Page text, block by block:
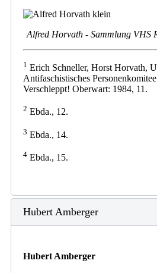
Alfred Horvath - Sammlung VHS
1 Erich Schneller, Horst Horvath,
Antifaschistisches
Verschleppt! Oberwart: 1984, 11.
2 Ebda., 12.
3 Ebda., 14.
4 Ebda., 15.
Hubert Amberger
Hubert Amberger